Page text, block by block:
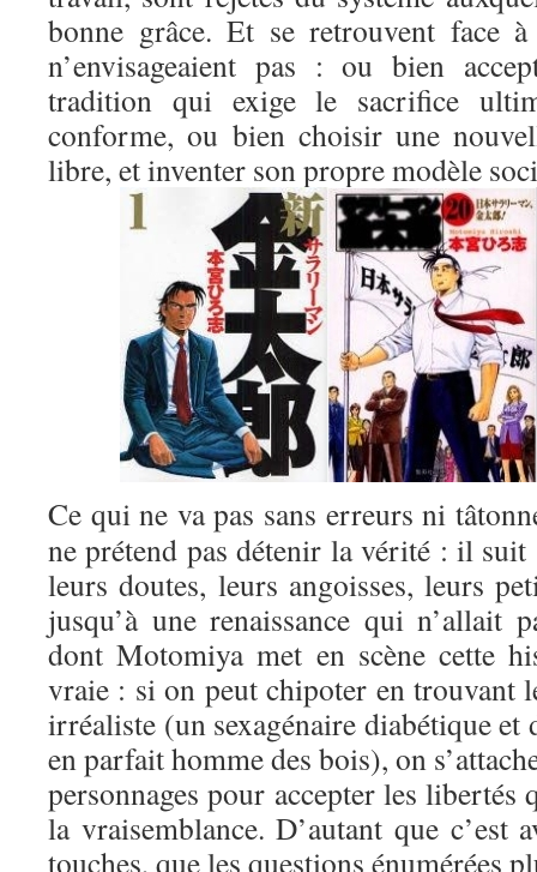
bonne grâce. Et se retrouvent face
n’envisageaient pas : ou bien
tradition qui exige le sacrifice
conforme, ou bien choisir une
libre, et inventer son propre modèle
Ce qui ne va pas sans erreurs ni
ne prétend pas détenir la vérité : il suit
leurs doutes, leurs angoisses, leurs
jusqu’à une renaissance qui n’allait
dont Motomiya met en scène cette
vraie : si on peut chipoter en trouvant
irréaliste (un sexagénaire diabétique et
en parfait homme des bois), on
personnages pour accepter les libertés
la vraisemblance. D’autant que c’est
touches, que les questions énumérées